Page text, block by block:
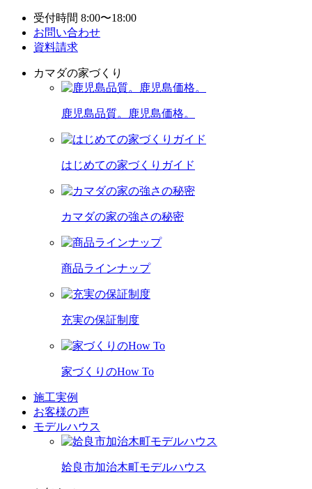
受付時間 8:00〜18:00
お問い合わせ
資料請求
カマダの家づくり
鹿児島品質。鹿児島価格。
はじめての家づくりガイド
カマダの家の強さの秘密
商品ラインナップ
充実の保証制度
家づくりのHow To
施工実例
お客様の声
モデルハウス
姶良市加治木町モデルハウス